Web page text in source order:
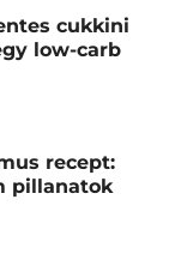
cukkini
low-carb
recept:
pillanatok